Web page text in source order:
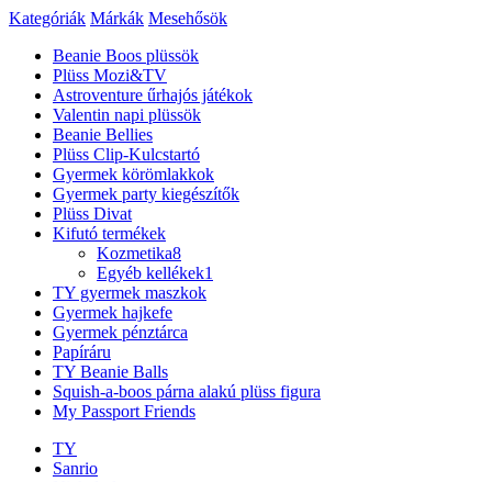
Kategóriák Márkák Mesehősök
Beanie Boos plüssök
Plüss Mozi&TV
Astroventure űrhajós játékok
Valentin napi plüssök
Beanie Bellies
Plüss Clip-Kulcstartó
Gyermek körömlakkok
Gyermek party kiegészítők
Plüss Divat
Kifutó termékek
Kozmetika8
Egyéb kellékek1
TY gyermek maszkok
Gyermek hajkefe
Gyermek pénztárca
Papíráru
TY Beanie Balls
Squish-a-boos párna alakú plüss figura
My Passport Friends
TY
Sanrio